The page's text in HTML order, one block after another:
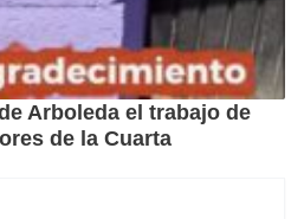
Arboleda el trabajo de
de la Cuarta